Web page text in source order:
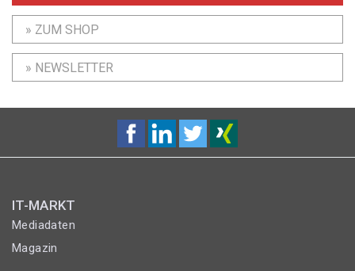
» ZUM SHOP
» NEWSLETTER
IT-MARKT
Mediadaten
Magazin